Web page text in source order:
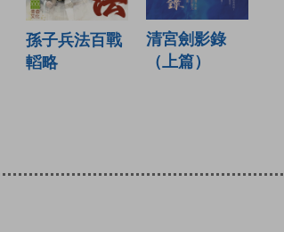
孫子兵法百戰
轁略
清宮劍影錄
（上篇）